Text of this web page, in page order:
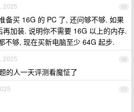
15
2025
备买 16G 的 PC 了, 还问够不够. 如果
加装. 说明你不需要 16G 以上的内存.
不够, 现在买新电脑至少 64G 起步.
16
2025
的人一天评测看魔怔了
17